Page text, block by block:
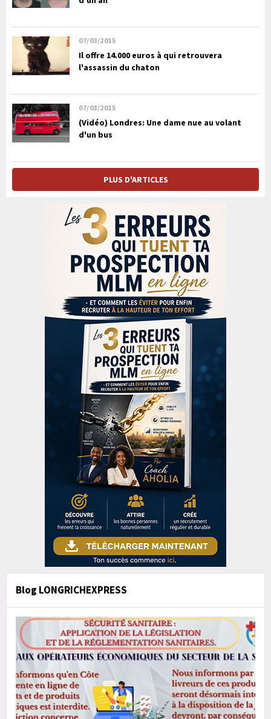
07/03/2015
Il offre 14.000 euros à qui retrouvera
l'assassin du chaton
07/03/2015
(Vidéo) Londres: Une dame nue au volant
d'un bus
PLUS D'ARTICLES
Blog LONGRICHEXPRESS